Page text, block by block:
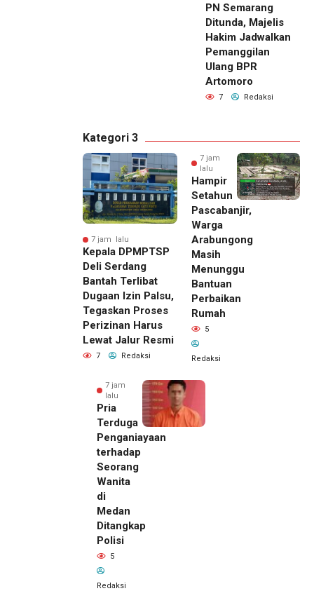
PN Semarang
Ditunda, Majelis
Hakim Jadwalkan
Pemanggilan
Ulang BPR
Artomoro
7 Redaksi
Kategori 3
7 jam lalu
Kepala DPMPTSP
Deli Serdang
Bantah Terlibat
Dugaan Izin Palsu,
Tegaskan Proses
Perizinan Harus
Lewat Jalur Resmi
7 Redaksi
7 jam
lalu
Hampir
Setahun
Pascabanjir,
Warga
Arabungong
Masih
Menunggu
Bantuan
Perbaikan
Rumah
5
Redaksi
7 jam
lalu
Pria
Terduga
Penganiayaan
terhadap
Seorang
Wanita
di
Medan
Ditangkap
Polisi
5
Redaksi
7 jam lalu
Kepala
DPMPTSP
Deli
Serdang
Bantah
Terlibat